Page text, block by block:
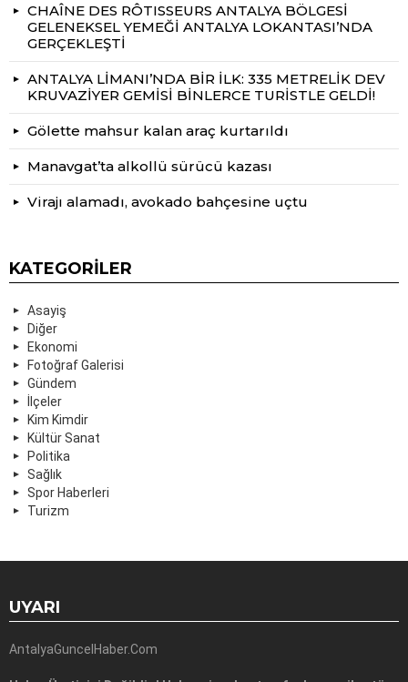
CHAÎNE DES RÔTISSEURS ANTALYA BÖLGESİ
GELENEKSEL YEMEĞİ ANTALYA LOKANTASI’NDA
GERÇEKLEŞTİ
ANTALYA LİMANI’NDA BİR İLK: 335 METRELİK DEV
KRUVAZİYER GEMİSİ BİNLERCE TURİSTLE GELDİ!
Gölette mahsur kalan araç kurtarıldı
Manavgat’ta alkollü sürücü kazası
Virajı alamadı, avokado bahçesine uçtu
KATEGORILER
Asayiş
Diğer
Ekonomi
Fotoğraf Galerisi
Gündem
İlçeler
Kim Kimdir
Kültür Sanat
Politika
Sağlık
Spor Haberleri
Turizm
UYARI
AntalyaGuncelHaber.Com